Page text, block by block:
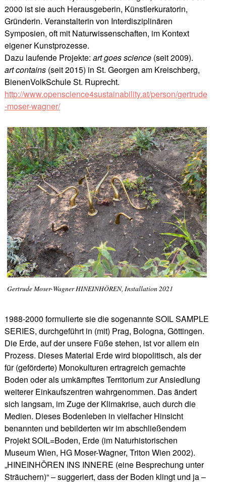
2000 ist sie auch Herausgeberin, Künstlerkuratorin,
Gründerin. Veranstalterin von Interdisziplinären
Symposien, oft mit Naturwissenschaften, im Kontext
eigener Kunstprozesse.
Dazu laufende Projekte: art goes science(seit 2009).
art contains(seit 2015) in St. Georgen am Kreischberg,
BienenVolkSchule St. Ruprecht.
http://www.openscience4sustainability.at/person/gertrude
-moser-wagner/
Gertrude Moser-Wagner HINEINHÖREN, Installation 2021
1988-2000 formulierte sie die sogenannte SOIL SAMPLE
SERIES, durchgeführt in (mit) Prag, Bologna, Göttingen.
Die Erde, auf der unsere Füße stehen, ist vor allem ein
Prozess. Dieses Material Erde wird biopolitisch, als der
für (geförderte) Monokulturen ertragreich gemachte
Boden oder als umkämpftes Territorium zur Ansiedlung
weiterer Einkaufszentren wahrgenommen. Das ändert
sich langsam, im Zuge der Klimakrise, auch durch die
Medien. Dieses Bodenleben in vielfacher Hinsicht
benannten und bebilderten wir im abschließendem
Projekt SOIL=Boden, Erde (im Naturhistorischen
Museum Wien, HG Moser-Wagner, Triton Wien 2002).
„HINEINHÖREN INS INNERE (eine Besprechung unter
Sträuchern)“ – suggeriert, dass der Boden klingt und ja –